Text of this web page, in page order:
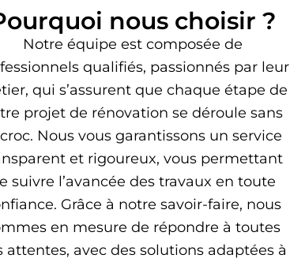
nous choisir ?
Notre équipe est composée de
qualifiés, passionnés par leur
qui s’assurent que chaque étape de
projet de rénovation se déroule sans
Nous vous garantissons un service
et rigoureux, vous permettant
suivre l’avancée des travaux en toute
Grâce à notre savoir-faire, nous
en mesure de répondre à toutes
attentes, avec des solutions adaptées à